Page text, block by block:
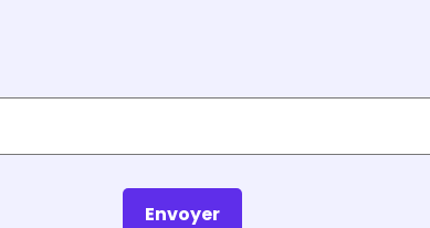
Envoyer